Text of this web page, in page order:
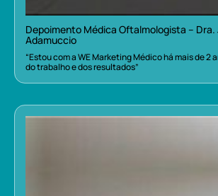
Depoimento Médica Oftalmologista – Dra.
Adamuccio
“Estou com a WE Marketing Médico há mais de 2
do trabalho e dos resultados”